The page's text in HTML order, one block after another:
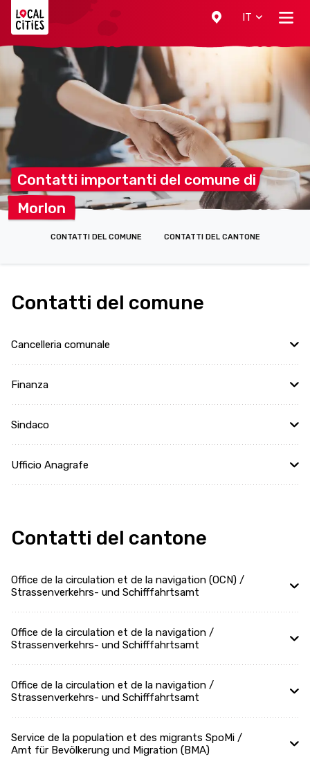
IT
Contatti importanti del comune di
Morlon
CONTATTI DEL COMUNE CONTATTI DEL CANTONE
Contatti del comune
Cancelleria comunale
Finanza
Sindaco
Ufficio Anagrafe
Contatti del cantone
Office de la circulation et de la navigation (OCN) /
Strassenverkehrs- und Schifffahrtsamt
Office de la circulation et de la navigation /
Strassenverkehrs- und Schifffahrtsamt
Office de la circulation et de la navigation /
Strassenverkehrs- und Schifffahrtsamt
Service de la population et des migrants SpoMi /
Amt für Bevölkerung und Migration (BMA)